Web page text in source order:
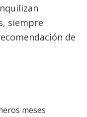
siempre
de
meses